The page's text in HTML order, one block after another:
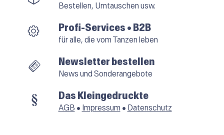
Bestellen, Umtauschen usw.
Profi-Services • B2B
für alle, die vom Tanzen leben
Newsletter bestellen
News und Sonderangebote
Das Kleingedruckte
AGB • Impressum • Datenschutz